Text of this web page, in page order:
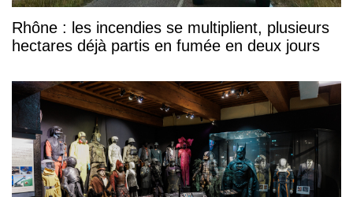
Rhône : les incendies se multiplient, plusieurs
hectares déjà partis en fumée en deux jours